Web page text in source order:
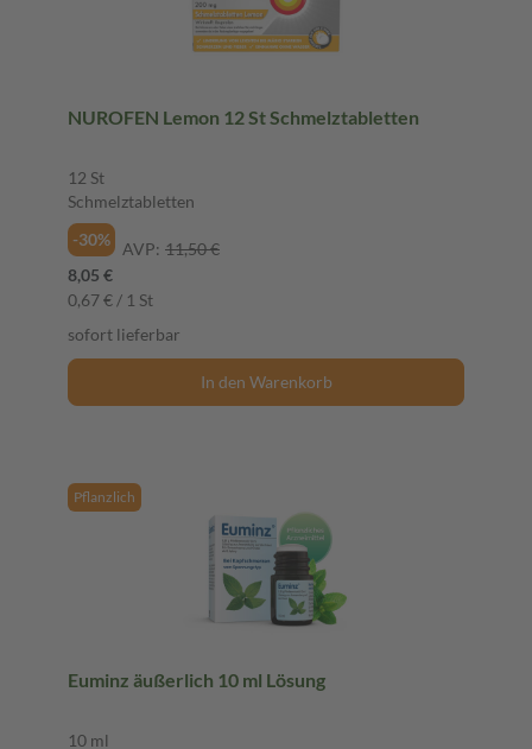
NUROFEN Lemon 12 St Schmelztabletten
12 St
Schmelztabletten
-30%
AVP: 11,50 €
8,05 €
0,67 € / 1 St
sofort lieferbar
In den Warenkorb
Pflanzlich
Euminz äußerlich 10 ml Lösung
10 ml